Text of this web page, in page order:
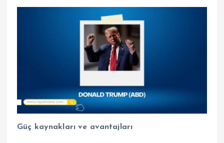
Güç kaynakları ve avantajları